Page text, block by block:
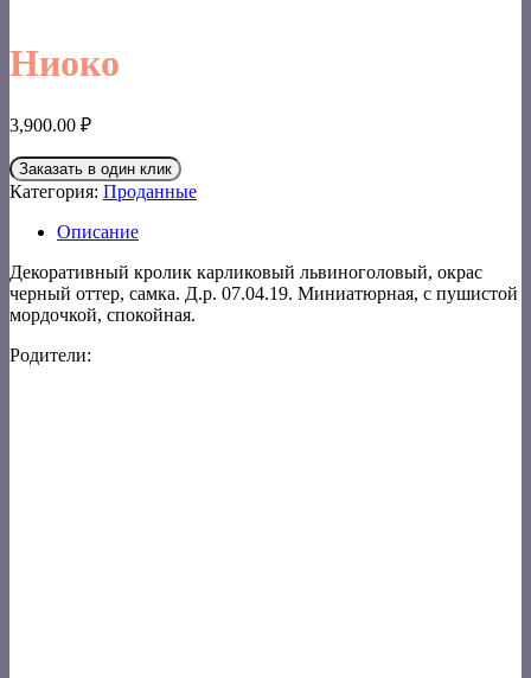
Ниоко
3,900.00 ₽
Заказать в один клик
Категория: Проданные
Описание
Декоративный кролик карликовый львиноголовый, окрас
черный оттер, самка. Д.р. 07.04.19. Миниатюрная, с пушистой
мордочкой, спокойная.
Родители: